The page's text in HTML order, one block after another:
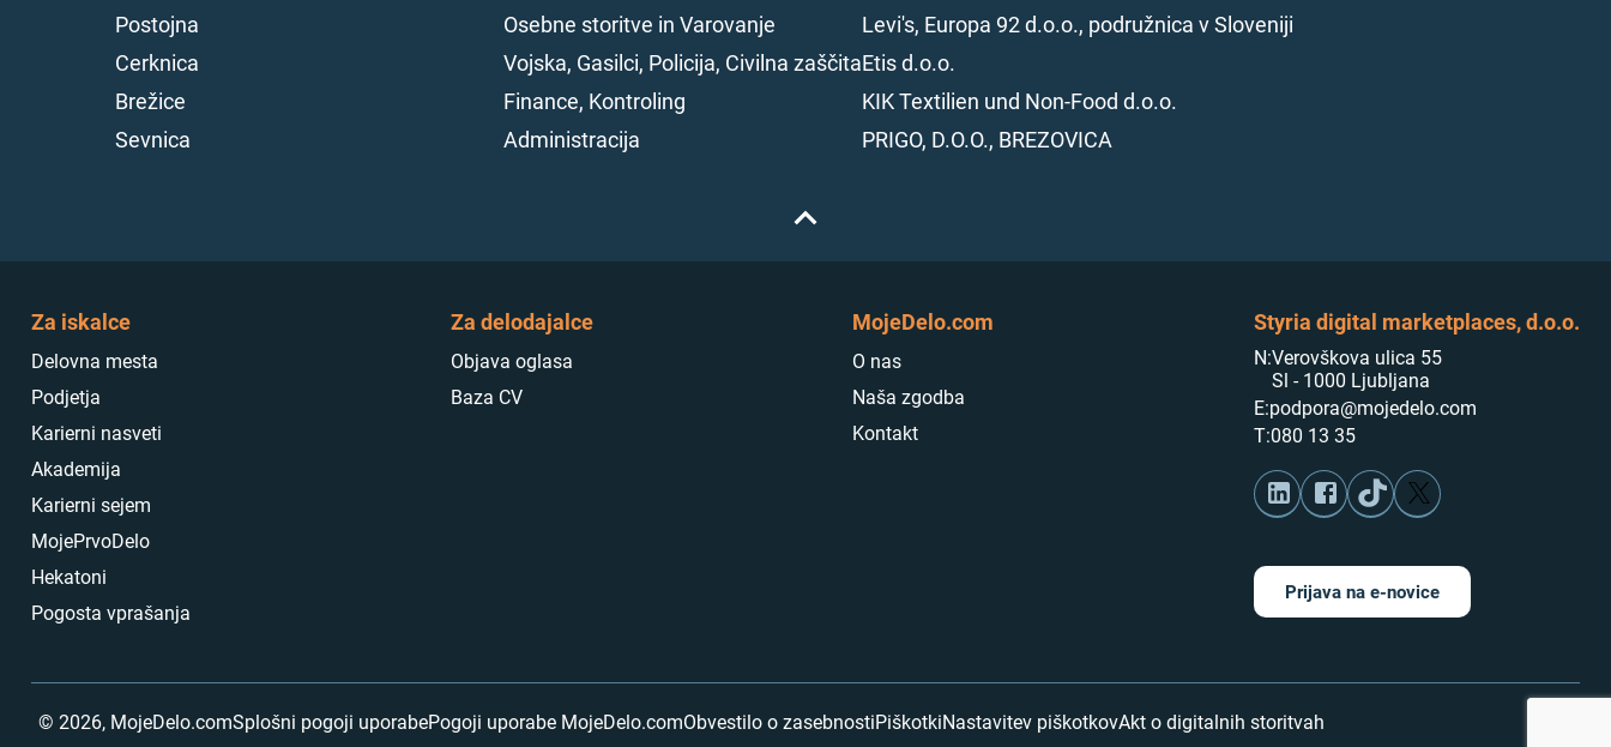
Postojna
Cerknica
Brežice
Sevnica
Osebne storitve in Varovanje
Vojska, Gasilci, Policija, Civilna zaščita
Finance, Kontroling
Administracija
Levi's, Europa 92 d.o.o., podružnica v Sloveniji
Etis d.o.o.
KIK Textilien und Non-Food d.o.o.
PRIGO, D.O.O., BREZOVICA
Za iskalce
Delovna mesta
Podjetja
Karierni nasveti
Akademija
Karierni sejem
MojePrvoDelo
Hekatoni
Pogosta vprašanja
Za delodajalce
Objava oglasa
Baza CV
MojeDelo.com
O nas
Naša zgodba
Kontakt
Styria digital marketplaces, d.o.o.
N:Verovškova ulica 55
Sl - 1000 Ljubljana
E:podpora@mojedelo.com
T:080 13 35
Prijava na e-novice
© 2026, MojeDelo.comSplošni pogoji uporabePogoji uporabe MojeDelo.comObvestilo o zasebnostiPiškotkiNastavitev piškotkovAkt o digitalnih storitvah